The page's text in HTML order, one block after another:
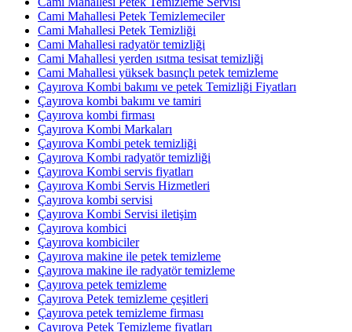
Cami Mahallesi Petek Temizlemeciler
Cami Mahallesi Petek Temizliği
Cami Mahallesi radyatör temizliği
Cami Mahallesi yerden ısıtma tesisat temizliği
Cami Mahallesi yüksek basınçlı petek temizleme
Çayırova Kombi bakımı ve petek Temizliği Fiyatları
Çayırova kombi bakımı ve tamiri
Çayırova kombi firması
Çayırova Kombi Markaları
Çayırova Kombi petek temizliği
Çayırova Kombi radyatör temizliği
Çayırova Kombi servis fiyatları
Çayırova Kombi Servis Hizmetleri
Çayırova kombi servisi
Çayırova Kombi Servisi iletişim
Çayırova kombici
Çayırova kombiciler
Çayırova makine ile petek temizleme
Çayırova makine ile radyatör temizleme
Çayırova petek temizleme
Çayırova Petek temizleme çeşitleri
Çayırova petek temizleme firması
Çayırova Petek Temizleme fiyatları